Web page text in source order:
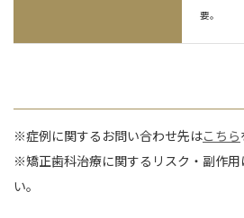
要。
※症例に関するお問い合わせ先はこちら
※矯正歯科治療に関するリスク・副作用
い。